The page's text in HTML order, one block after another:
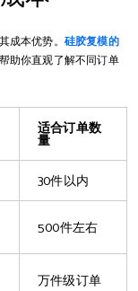
成本优势。 硅胶复模的
助你直观了解不同订单
适合订单数
量
30件以内
500件左右
万件级订单